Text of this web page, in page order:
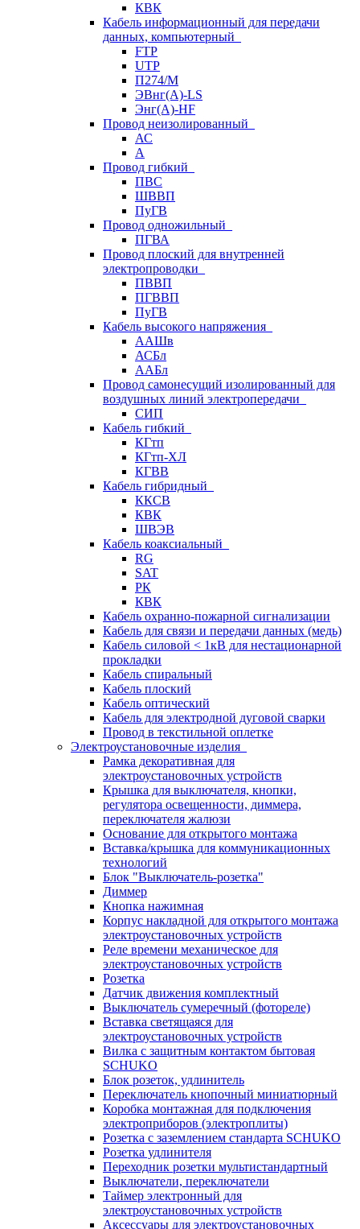
КВК
Кабель информационный для передачи
данных, компьютерный
FTP
UTP
П274/М
ЭВнг(А)-LS
Энг(А)-HF
Провод неизолированный
АС
А
Провод гибкий
ПВС
ШВВП
ПуГВ
Провод одножильный
ПГВА
Провод плоский для внутренней
электропроводки
ПВВП
ПГВВП
ПуГВ
Кабель высокого напряжения
ААШв
АСБл
ААБл
Провод самонесущий изолированный для
воздушных линий электропередачи
СИП
Кабель гибкий
КГтп
КГтп-ХЛ
КГВВ
Кабель гибридный
ККСВ
КВК
ШВЭВ
Кабель коаксиальный
RG
SAT
РК
КВК
Кабель охранно-пожарной сигнализации
Кабель для связи и передачи данных (медь)
Кабель силовой < 1кВ для нестационарной
прокладки
Кабель спиральный
Кабель плоский
Кабель оптический
Кабель для электродной дуговой сварки
Провод в текстильной оплетке
Электроустановочные изделия
Рамка декоративная для
электроустановочных устройств
Крышка для выключателя, кнопки,
регулятора освещенности, диммера,
переключателя жалюзи
Основание для открытого монтажа
Вставка/крышка для коммуникационных
технологий
Блок "Выключатель-розетка"
Диммер
Кнопка нажимная
Корпус накладной для открытого монтажа
электроустановочных устройств
Реле времени механическое для
электроустановочных устройств
Розетка
Датчик движения комплектный
Выключатель сумеречный (фотореле)
Вставка светящаяся для
электроустановочных устройств
Вилка с защитным контактом бытовая
SCHUKO
Блок розеток, удлинитель
Переключатель кнопочный миниатюрный
Коробка монтажная для подключения
электроприборов (электроплиты)
Розетка с заземлением стандарта SCHUKO
Розетка удлинителя
Переходник розетки мультистандартный
Выключатели, переключатели
Таймер электронный для
электроустановочных устройств
Аксессуары для электроустановочных